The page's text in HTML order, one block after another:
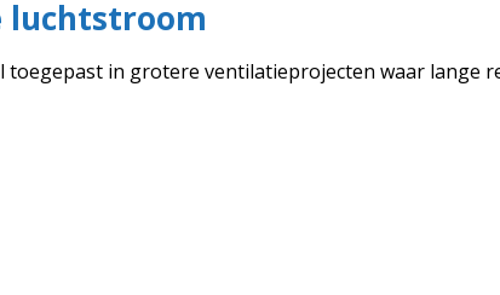
luchtstroom
toegepast in grotere ventilatieprojecten waar